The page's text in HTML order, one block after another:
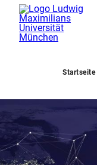
Startseite